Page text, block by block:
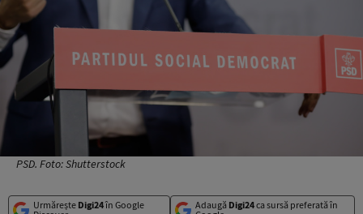
PSD. Foto: Shutterstock
Urmărește Digi24în Google
Adaugă Digi24ca sursă preferată în